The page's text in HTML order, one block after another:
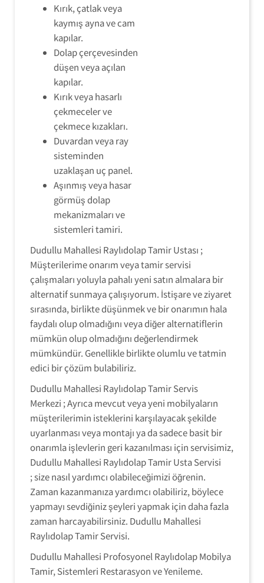
Kırık, çatlak veya
kaymış ayna ve cam
kapılar.
Dolap çerçevesinden
düşen veya açılan
kapılar.
Kırık veya hasarlı
çekmeceler ve
çekmece kızakları.
Duvardan veya ray
sisteminden
uzaklaşan uç panel.
Aşınmış veya hasar
görmüş dolap
mekanizmaları ve
sistemleri tamiri.
Dudullu Mahallesi Raylıdolap Tamir Ustası ;
Müşterilerime onarım veya tamir servisi
çalışmaları yoluyla pahalı yeni satın almalara bir
alternatif sunmaya çalışıyorum. İstişare ve ziyaret
sırasında, birlikte düşünmek ve bir onarımın hala
faydalı olup olmadığını veya diğer alternatiflerin
mümkün olup olmadığını değerlendirmek
mümkündür. Genellikle birlikte olumlu ve tatmin
edici bir çözüm bulabiliriz.
Dudullu Mahallesi Raylıdolap Tamir Servis
Merkezi ; Ayrıca mevcut veya yeni mobilyaların
müşterilerimin isteklerini karşılayacak şekilde
uyarlanması veya montajı ya da sadece basit bir
onarımla işlevlerin geri kazanılması için servisimiz,
Dudullu Mahallesi Raylıdolap Tamir Usta Servisi
; size nasıl yardımcı olabileceğimizi öğrenin.
Zaman kazanmanıza yardımcı olabiliriz, böylece
yapmayı sevdiğiniz şeyleri yapmak için daha fazla
zaman harcayabilirsiniz. Dudullu Mahallesi
Raylıdolap Tamir Servisi.
Dudullu Mahallesi Profosyonel Raylıdolap Mobilya
Tamir, Sistemleri Restarasyon ve Yenileme.